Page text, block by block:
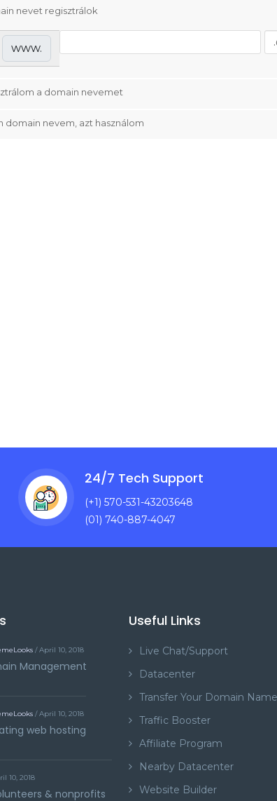
nevet regisztrálok
www.
a domain nevemet
domain nevem, azt használom
24/7 Tech Support
(+1) 570-531-43203648
(01) 740-887-4047
/ April 10, 2018
Management
/ April 10, 2018
web hosting
10, 2018
& nonprofits
Useful Links
Live Chat/Support
Datacenter
Transfer Your Domain Name
Traffic Booster
Affiliate Program
Nearby Datacenter
Website Builder